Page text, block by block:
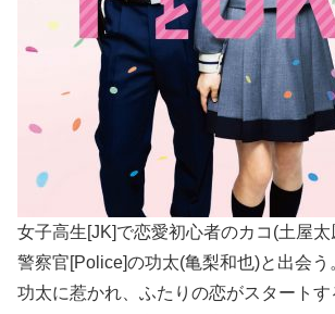
女子高生[JK]で恋愛初心者のカコ(土屋太
警察官[Police]の功太(亀梨和也)と出会う
功太に惹かれ、ふたりの恋がスタートす